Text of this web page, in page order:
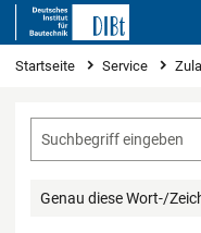
Sie sind hier
Startseite Service
Genau diese Wort-/